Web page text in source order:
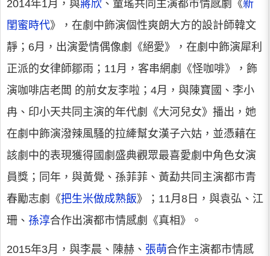
2014年1月，與蔣欣 、童瑤共同主演都市情感劇《新
閨蜜時代》，在劇中飾演個性爽朗大方的設計師韓文
靜；6月，出演愛情偶像劇《絕愛》，在劇中飾演犀利
正派的女律師鄒雨；11月，客串網劇《怪咖啡》，飾
演咖啡店老闆 的前女友李啦；4月，與陳寶國、李小
冉、印小天共同主演的年代劇《大河兒女》播出，她
在劇中飾演潑辣風騷的拉縴幫女漢子六姑，並憑藉在
該劇中的表現獲得國劇盛典觀眾最喜愛劇中角色女演
員獎；同年，與黃覺、孫菲菲、黃勐共同主演都市青
春勵志劇《把生米做成熟飯》；11月8日，與袁弘、江
珊、 孫淳合作出演都市情感劇《真相》。
2015年3月，與李晨、陳赫、 張萌合作主演都市情感